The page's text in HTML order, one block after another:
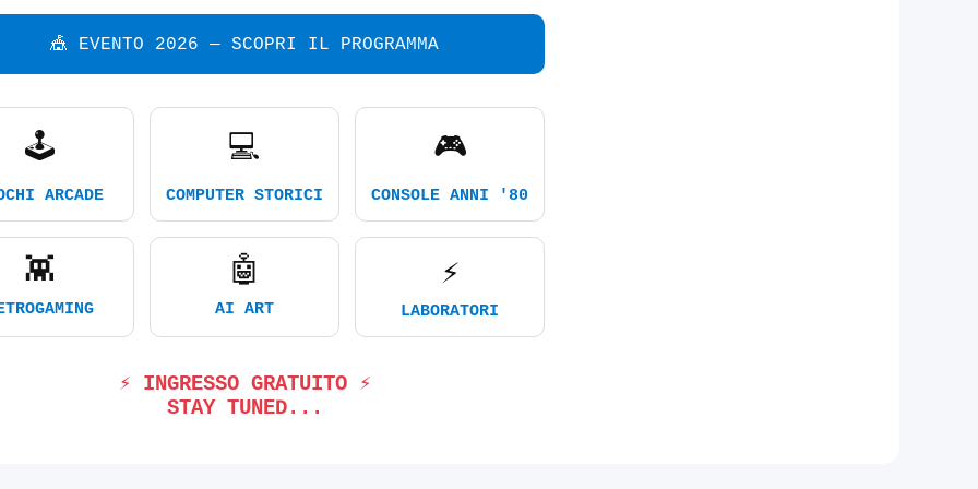
🎪 EVENTO 2026 — SCOPRI IL PROGRAMMA
🕹️
ARCADE
💻
COMPUTER STORICI
🎮
CONSOLE ANNI '80
👾 🤖
AI ART
⚡
LABORATORI
⚡ INGRESSO GRATUITO ⚡
STAY TUNED...